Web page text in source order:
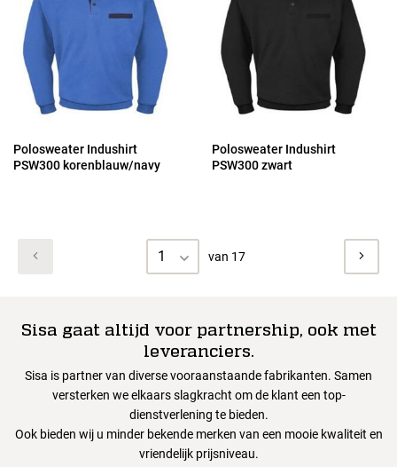
Polosweater Indushirt
PSW300 korenblauw/navy
Polosweater Indushirt
PSW300 zwart
1 van 17
Sisa gaat altijd voor partnership, ook met
leveranciers.
Sisa is partner van diverse vooraanstaande fabrikanten. Samen
versterken we elkaars slagkracht om de klant een top-
dienstverlening te bieden.
Ook bieden wij u minder bekende merken van een mooie kwaliteit en
vriendelijk prijsniveau.